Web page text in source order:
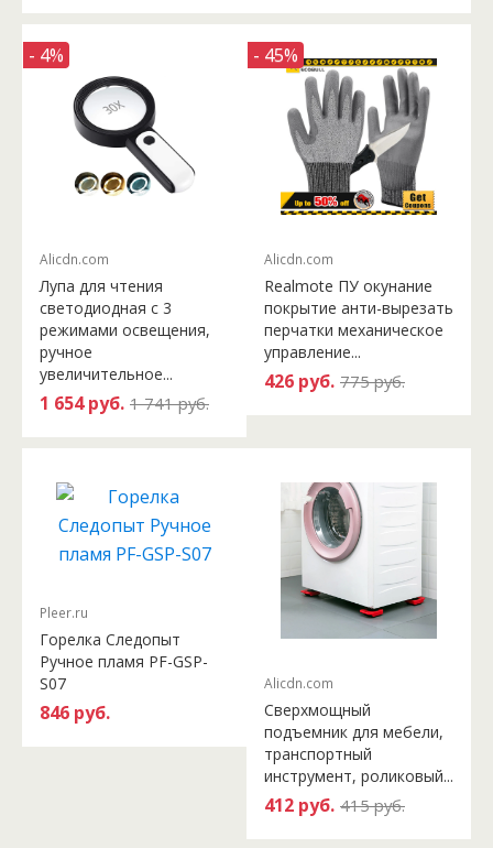
- 4%
Alicdn.com
Лупа для чтения
светодиодная с 3
режимами освещения,
ручное
увеличительное...
1 654 руб. 1 741 руб.
- 45%
Alicdn.com
Realmote ПУ окунание
покрытие анти-вырезать
перчатки механическое
управление...
426 руб. 775 руб.
Pleer.ru
Горелка Следопыт
Ручное пламя PF-GSP-
S07
846 руб.
Alicdn.com
Сверхмощный
подъемник для мебели,
транспортный
инструмент, роликовый...
412 руб. 415 руб.